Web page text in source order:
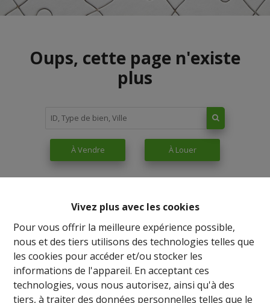
Vivez plus avec les cookies
Pour vous offrir la meilleure expérience possible,
nous et des tiers utilisons des technologies telles que
les cookies pour accéder et/ou stocker les
informations de l'appareil. En acceptant ces
technologies, vous nous autorisez, ainsi qu'à des
tiers, à traiter des données personnelles telles que le
Oups, cette page n'existe
plus
À Vendre À Louer